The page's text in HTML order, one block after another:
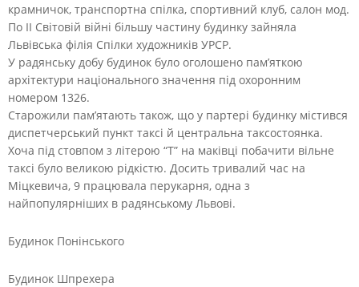
крамничок, транспортна спілка, спортивний клуб, салон мод.
По ІІ Світовій війні більшу частину будинку зайняла
Львівська філія Спілки художників УРСР.
У радянську добу будинок було оголошено пам’яткою
архітектури національного значення під охоронним
номером 1326.
Старожили пам’ятають також, що у партері будинку містився
диспетчерський пункт таксі й центральна таксостоянка.
Хоча під стовпом з літерою “Т” на маківці побачити вільне
таксі було великою рідкістю. Досить тривалий час на
Міцкевича, 9 працювала перукарня, одна з
найпопулярніших в радянському Львові.
Будинок Понінського
Будинок Шпрехера